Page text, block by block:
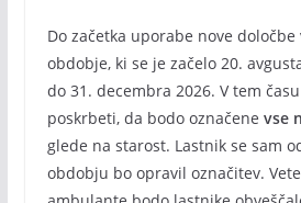
Do začetka uporabe nove
obdobje, ki se je začelo 20.
do 31. decembra 2026. V tem
poskrbeti, da bodo označene vse
glede na starost. Lastnik se sam
obdobju bo opravil označitev.